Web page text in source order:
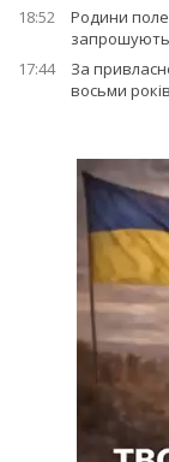
18:52
Родини
17:44
За
восьми